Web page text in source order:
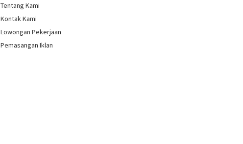
Tentang Kami
Kontak Kami
Lowongan Pekerjaan
Pemasangan Iklan